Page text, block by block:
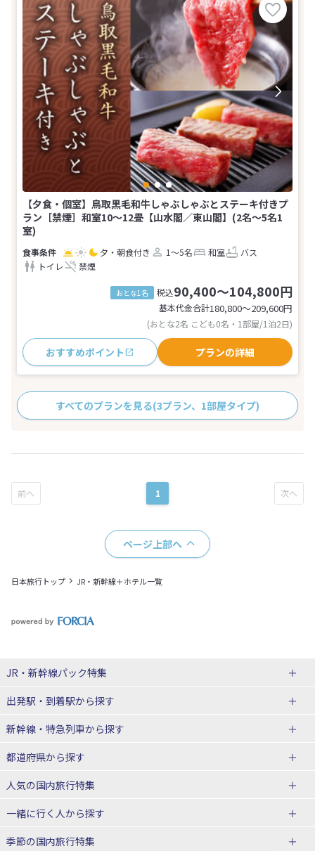
【夕食・個室】鳥取黒毛和牛しゃぶしゃぶとステーキ付きプ
ラン［禁煙］和室10〜12畳【山水閣／東山閣】(2名～5名1
室)
夕・朝食付き 1～5名 和室
バス
トイレ
禁煙
おとな1名 税込90,400～104,800円
基本代金合計180,800〜209,600円
(おとな2名 こども0名・1部屋/1泊2日)
おすすめポイント プランの詳細
すべてのプランを見る(3プラン、1部屋タイプ)
1
ページ上部へ
日本旅行トップ JR・新幹線＋ホテル一覧
JR・新幹線パック特集
JR・新幹線＋ホテルパック
出張パック
出発駅・到着駅から探す
秋田⇔東京 新幹線パック
仙台→東京 新幹線パック
富山⇔東京 新幹線パック
東京→仙台 新幹線パック
東京→金沢 新幹線パック
新幹線・特急列車から探す
北海道新幹線 旅行
山形新幹線 旅行
東海道新幹線 旅行
上越新幹線 旅行
都道府県から探す
北海道旅行・ツアー
東北
人気の国内旅行特集
東京ディズニーリゾート®への旅
ユニバーサル・スタジオ・ジャパ
一緒に行く人から探す
一人旅 国内版
季節の国内旅行特集